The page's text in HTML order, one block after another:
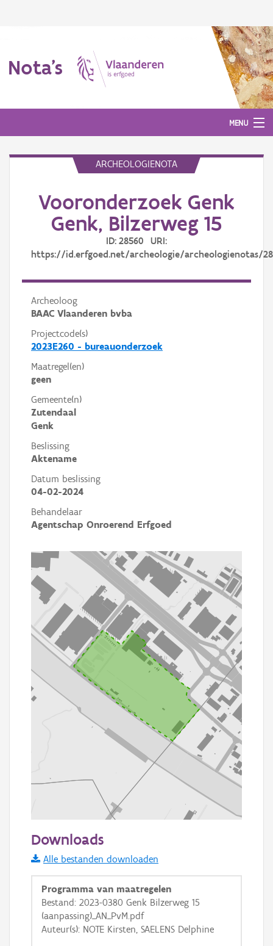
Nota's
MENU
Aanmelden
ARCHEOLOGIENOTA
Vooronderzoek Genk
Genk, Bilzerweg 15
ID: 28560 URI:
https://id.erfgoed.net/archeologie/archeologienotas/
Archeoloog
BAAC Vlaanderen bvba
Projectcode(s)
2023E260 - bureauonderzoek
Maatregel(en)
geen
Gemeente(n)
Zutendaal
Genk
Beslissing
Aktename
Datum beslissing
04-02-2024
Behandelaar
Agentschap Onroerend Erfgoed
Informatie Vlaanderen
i
+ −
Downloads
Alle bestanden downloaden
Programma van maatregelen
Bestand: 2023-0380 Genk Bilzerweg 15
(aanpassing)_AN_PvM.pdf
Auteur(s): NOTE Kirsten, SAELENS Delphine